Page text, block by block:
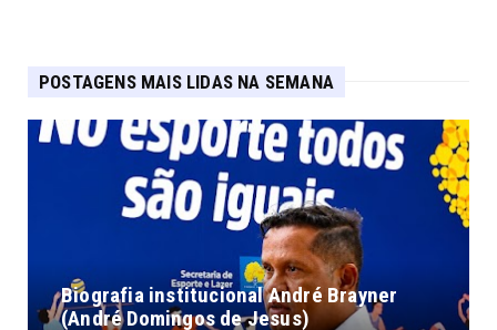
POSTAGENS MAIS LIDAS NA SEMANA
Biografia institucional André Brayner
(André Domingos de Jesus)